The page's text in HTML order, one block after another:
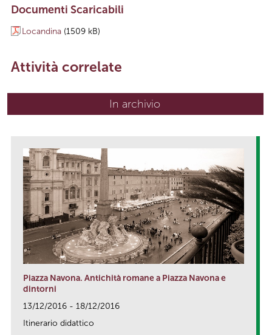
Documenti Scaricabili
Locandina (1509 kB)
Attività correlate
In archivio
Piazza Navona. Antichità romane a Piazza Navona e
dintorni
13/12/2016 - 18/12/2016
Itinerario didattico